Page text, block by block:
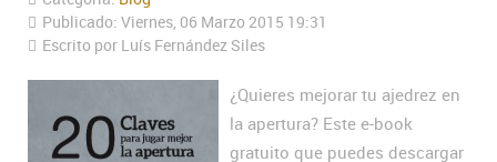
Publicado: Viernes, 06 Marzo 2015 19:31
Escrito por Luís Fernández Siles
¿Quieres mejorar tu ajedrez en
la apertura? Este e-book
gratuito que puedes descargar